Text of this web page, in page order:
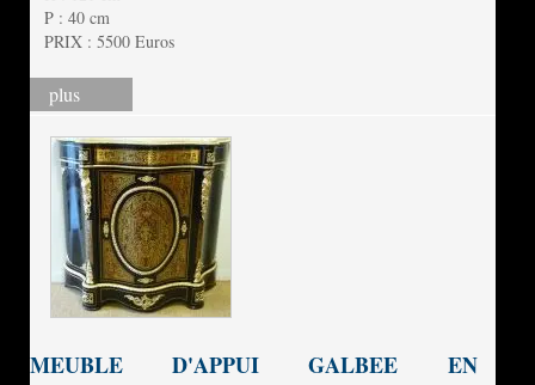
P : 40 cm
PRIX : 5500 Euros
plus
MEUBLE D'APPUI GALBEE EN